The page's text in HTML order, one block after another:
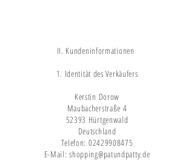
II. Kundeninformationen
1. Identität des Verkäufers
Kerstin Dorow
Maubacherstraße 4
52393 Hürtgenwald
Deutschland
Telefon: 02429908475
E-Mail: shopping@patundpatty.de